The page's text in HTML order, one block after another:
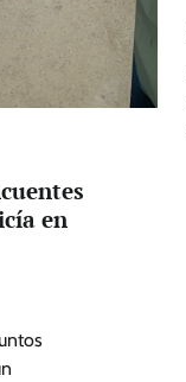
en